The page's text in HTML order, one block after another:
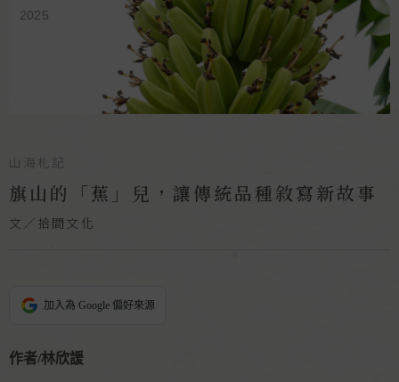
2025
山海札記
旗山的「蕉」兒，讓傳統品種敘寫新故事
文／拾間文化
加入為 Google 偏好來源
作者/林欣諼